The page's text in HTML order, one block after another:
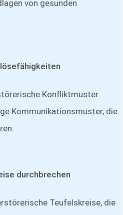
von gesunden
Konfliktmuster.
Kommunikationsmuster, die
durchbrechen
Teufelskreise, die